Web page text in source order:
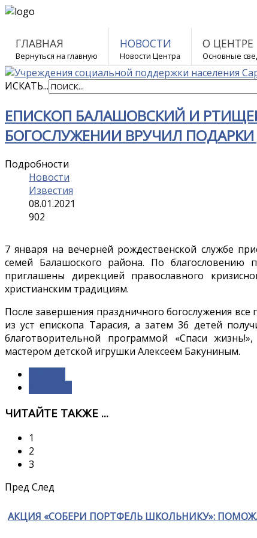
ГЛАВНАЯ
Вернуться на главную
НОВОСТИ
Новости Центра
О ЦЕНТРЕ
Основные
ИСКАТЬ...
ЕПИСКОП БАЛАШОВСКИЙ И
БОГОСЛУЖЕНИИ ВРУЧИЛ
Подробности
Новости
Известия
08.01.2021
902
7 января на вечерней рождественской службе
семей Балашоского района. По благословению
приглашены дирекцией православного
христианским традициям.
После завершения праздничного богослужения
из уст епископа Тарасия, а затем 36 детей
благотворительной программой «Спаси
мастером детской игрушки Алексеем Бакуниным.
ЧИТАЙТЕ ТАКЖЕ ...
1
2
3
Пред След
АКЦИЯ «СОБЕРИ ПОРТФЕЛЬ ШКОЛЬНИКУ»: